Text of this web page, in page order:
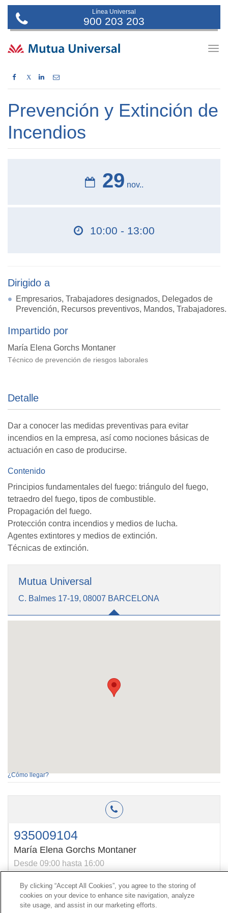
Línea Universal
900 203 203
X
Prevención y Extinción de
Incendios
29 nov..
10:00 - 13:00
Dirigido a
Empresarios, Trabajadores designados, Delegados de
Prevención, Recursos preventivos, Mandos, Trabajadores.
Impartido por
María Elena Gorchs Montaner
Técnico de prevención de riesgos laborales
Detalle
Dar a conocer las medidas preventivas para evitar
incendios en la empresa, así como nociones básicas de
actuación en caso de producirse.
Contenido
Principios fundamentales del fuego: triángulo del fuego,
tetraedro del fuego, tipos de combustible.
Propagación del fuego.
Protección contra incendios y medios de lucha.
Agentes extintores y medios de extinción.
Técnicas de extinción.
Mutua Universal
C. Balmes 17-19, 08007 BARCELONA
¿Cómo llegar?
935009104
María Elena Gorchs Montaner
Desde 09:00 hasta 16:00
Kontaktua| kontratatzailearen Profila|Erreklamazioak
By clicking “Accept All Cookies”, you agree to the storing of
cookies on your device to enhance site navigation, analyze
site usage, and assist in our marketing efforts.